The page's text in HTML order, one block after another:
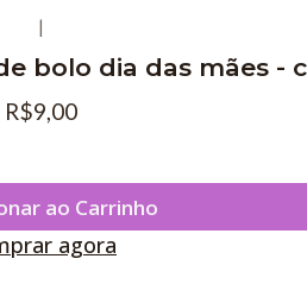
|
bolo dia das mães -
R$9,00
ao Carrinho
agora